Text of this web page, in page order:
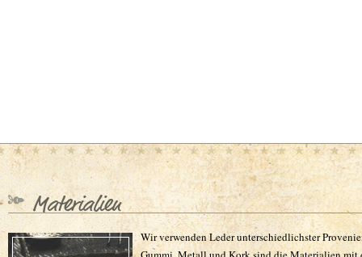
Materialien
Wir verwenden Leder unterschiedlichster